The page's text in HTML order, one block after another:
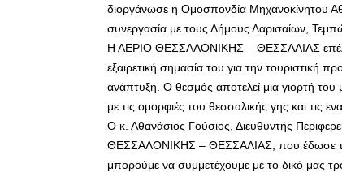
διοργάνωσε η Ομοσπονδία Μηχανοκίνητου
συνεργασία με τους Δήμους Λαρισαίων,
Η ΑΕΡΙΟ ΘΕΣΣΑΛΟΝΙΚΗΣ – ΘΕΣΣΑΛΙΑΣ
εξαιρετική σημασία του για την τουριστική
ανάπτυξη. Ο θεσμός αποτελεί μια γιορτή
με τις ομορφιές του θεσσαλικής γης και τις
Ο κ. Αθανάσιος Γούσιος, Διευθυντής
ΘΕΣΣΑΛΟΝΙΚΗΣ – ΘΕΣΣΑΛΙΑΣ, που έδωσε
μπορούμε να συμμετέχουμε με το δικό μας